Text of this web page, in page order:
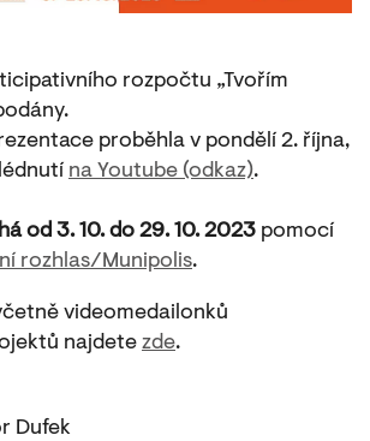
rozpočtu „Tvořím
proběhla v pondělí 2. října,
na Youtube (odkaz).
od 3. 10. do 29. 10. 2023 pomocí
rozhlas/Munipolis.
videomedailonků
najdete zde.
Dufek